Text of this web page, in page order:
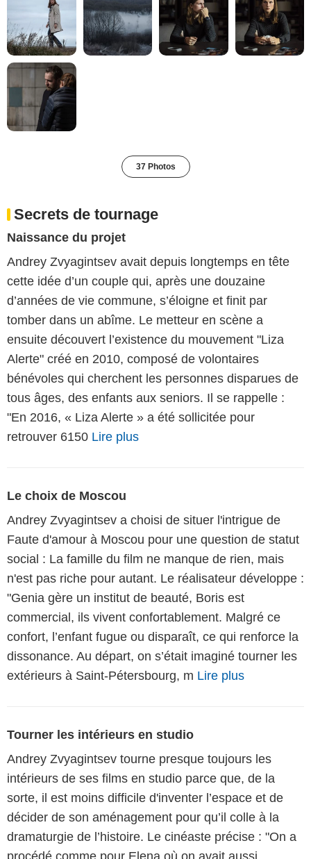
37 Photos
Secrets de tournage
Naissance du projet
Andrey Zvyagintsev avait depuis longtemps en tête
cette idée d’un couple qui, après une douzaine
d’années de vie commune, s’éloigne et finit par
tomber dans un abîme. Le metteur en scène a
ensuite découvert l’existence du mouvement "Liza
Alerte" créé en 2010, composé de volontaires
bénévoles qui cherchent les personnes disparues de
tous âges, des enfants aux seniors. Il se rappelle :
"En 2016, « Liza Alerte » a été sollicitée pour
retrouver 6150 Lire plus
Le choix de Moscou
Andrey Zvyagintsev a choisi de situer l'intrigue de
Faute d'amour à Moscou pour une question de statut
social : La famille du film ne manque de rien, mais
n'est pas riche pour autant. Le réalisateur développe :
"Genia gère un institut de beauté, Boris est
commercial, ils vivent confortablement. Malgré ce
confort, l’enfant fugue ou disparaît, ce qui renforce la
dissonance. Au départ, on s’était imaginé tourner les
extérieurs à Saint-Pétersbourg, m Lire plus
Tourner les intérieurs en studio
Andrey Zvyagintsev tourne presque toujours les
intérieurs de ses films en studio parce que, de la
sorte, il est moins difficile d'inventer l’espace et de
décider de son aménagement pour qu’il colle à la
dramaturgie de l’histoire. Le cinéaste précise : "On a